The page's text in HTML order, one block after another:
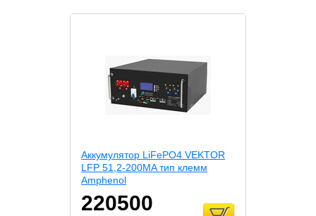
Аккумулятор LiFePO4 VEKTOR
LFP 51,2-200MA тип клемм
Amphenol
220500